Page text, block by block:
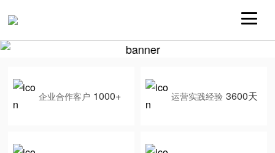
企业合作客户 1000+ 运营实践经验 3600天